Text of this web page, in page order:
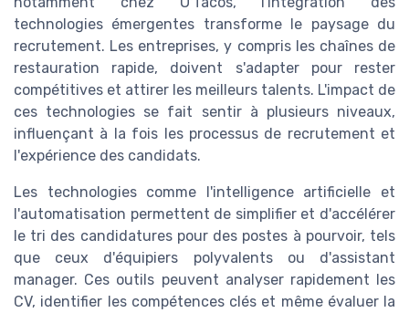
technologies émergentes transforme le paysage du
recrutement. Les entreprises, y compris les chaînes de
restauration rapide, doivent s'adapter pour rester
compétitives et attirer les meilleurs talents. L'impact de
ces technologies se fait sentir à plusieurs niveaux,
influençant à la fois les processus de recrutement et
l'expérience des candidats.
Les technologies comme l'intelligence artificielle et
l'automatisation permettent de simplifier et d'accélérer
le tri des candidatures pour des postes à pourvoir, tels
que ceux d'équipiers polyvalents ou d'assistant
manager. Ces outils peuvent analyser rapidement les
CV, identifier les compétences clés et même évaluer la